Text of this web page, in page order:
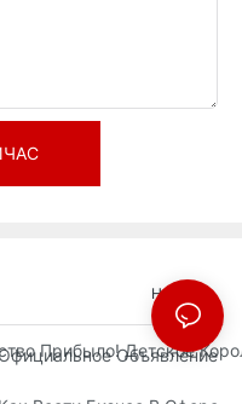
Новости
Прибыло! Детское
Объявление |